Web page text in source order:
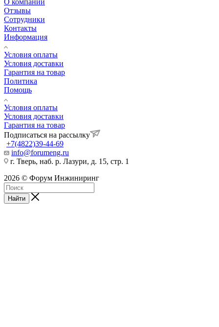
Отзывы
Сотрудники
Контакты
Информация
Условия оплаты
Условия доставки
Гарантия на товар
Политика
Помощь
Условия оплаты
Условия доставки
Гарантия на товар
Подписаться на рассылку
+7(4822)39-44-69
info@forumeng.ru
г. Тверь, наб. р. Лазури, д. 15, стр. 1
2026 © Форум Инжиниринг
Найти